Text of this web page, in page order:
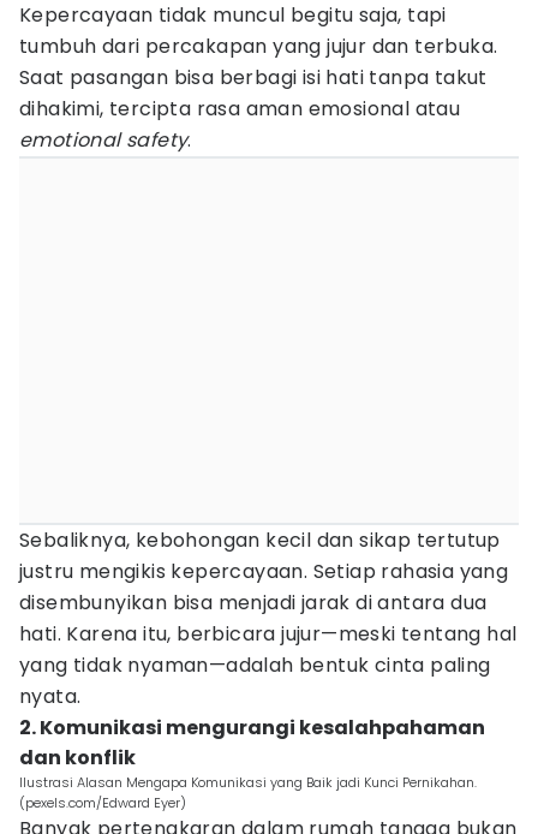
Kepercayaan tidak muncul begitu saja, tapi
tumbuh dari percakapan yang jujur dan terbuka.
Saat pasangan bisa berbagi isi hati tanpa takut
dihakimi, tercipta rasa aman emosional atau
emotional safety.
Sebaliknya, kebohongan kecil dan sikap tertutup
justru mengikis kepercayaan. Setiap rahasia yang
disembunyikan bisa menjadi jarak di antara dua
hati. Karena itu, berbicara jujur—meski tentang hal
yang tidak nyaman—adalah bentuk cinta paling
nyata.
2. Komunikasi mengurangi kesalahpahaman
dan konflik
Ilustrasi Alasan Mengapa Komunikasi yang Baik jadi Kunci Pernikahan.
(pexels.com/Edward Eyer)